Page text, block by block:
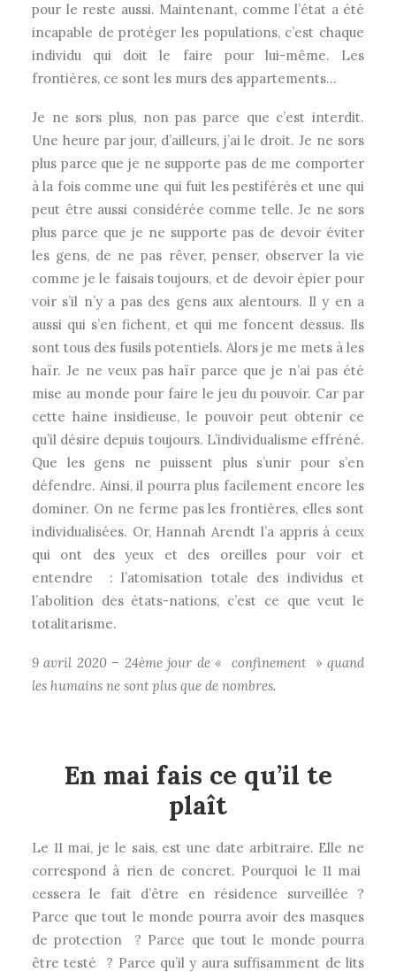
pour le reste aussi. Maintenant, comme l’état a été
incapable de protéger les populations, c’est chaque
individu qui doit le faire pour lui-même. Les
frontières, ce sont les murs des appartements…
Je ne sors plus, non pas parce que c’est interdit.
Une heure par jour, d’ailleurs, j’ai le droit. Je ne sors
plus parce que je ne supporte pas de me comporter
à la fois comme une qui fuit les pestiférés et une qui
peut être aussi considérée comme telle. Je ne sors
plus parce que je ne supporte pas de devoir éviter
les gens, de ne pas rêver, penser, observer la vie
comme je le faisais toujours, et de devoir épier pour
voir s’il n’y a pas des gens aux alentours. Il y en a
aussi qui s’en fichent, et qui me foncent dessus. Ils
sont tous des fusils potentiels. Alors je me mets à les
haïr. Je ne veux pas haïr parce que je n’ai pas été
mise au monde pour faire le jeu du pouvoir. Car par
cette haine insidieuse, le pouvoir peut obtenir ce
qu’il désire depuis toujours. L’individualisme effréné.
Que les gens ne puissent plus s’unir pour s’en
défendre. Ainsi, il pourra plus facilement encore les
dominer. On ne ferme pas les frontières, elles sont
individualisées. Or, Hannah Arendt l’a appris à ceux
qui ont des yeux et des oreilles pour voir et
entendre : l’atomisation totale des individus et
l’abolition des états-nations, c’est ce que veut le
totalitarisme.
9 avril 2020 – 24ème jour de « confinement » quand
les humains ne sont plus que de nombres.
En mai fais ce qu’il te
plaît
Le 11 mai, je le sais, est une date arbitraire. Elle ne
correspond à rien de concret. Pourquoi le 11 mai
cessera le fait d’être en résidence surveillée ?
Parce que tout le monde pourra avoir des masques
de protection ? Parce que tout le monde pourra
être testé ? Parce qu’il y aura suffisamment de lits